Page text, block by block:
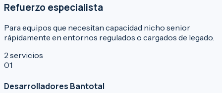
Refuerzo especialista
Para equipos que necesitan capacidad nicho senior
rápidamente en entornos regulados o cargados de legado.
2 servicios
01
Desarrolladores Bantotal